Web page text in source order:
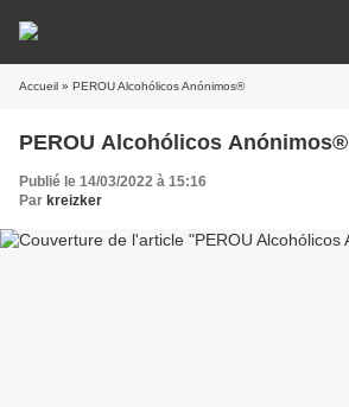
Accueil » PEROU Alcohólicos Anónimos®
PEROU Alcohólicos Anónimos®
Publié le 14/03/2022 à 15:16
Par kreizker